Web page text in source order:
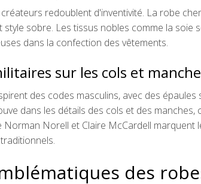
redoublent d'inventivité. La robe
style sobre. Les tissus nobles comme la
dans la confection des vêtements.
sur les cols et
des codes masculins, avec des
dans les détails des cols et des
Norman Norell et Claire McCardell
des